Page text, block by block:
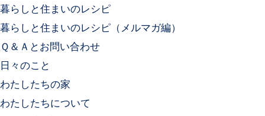
暮らしと住まいのレシピ
暮らしと住まいのレシピ（メルマガ編）
Ｑ＆Ａとお問い合わせ
日々のこと
わたしたちの家
わたしたちについて